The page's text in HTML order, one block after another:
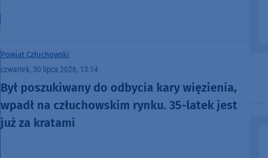
Powiat Człuchowski
czwartek, 30 lipca 2026, 13:14
Był poszukiwany do odbycia kary więzienia,
wpadł na człuchowskim rynku. 35-latek jest
już za kratami